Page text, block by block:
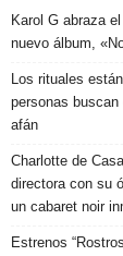
Karol G abraza
nuevo álbum,
Los rituales
personas
afán
Charlotte de
directora con su
un cabaret noir
Estrenos